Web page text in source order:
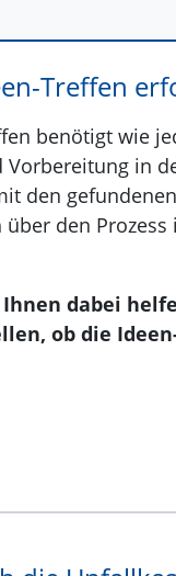
Treffen
benötigt wie
in
den
den
dabei
ob die